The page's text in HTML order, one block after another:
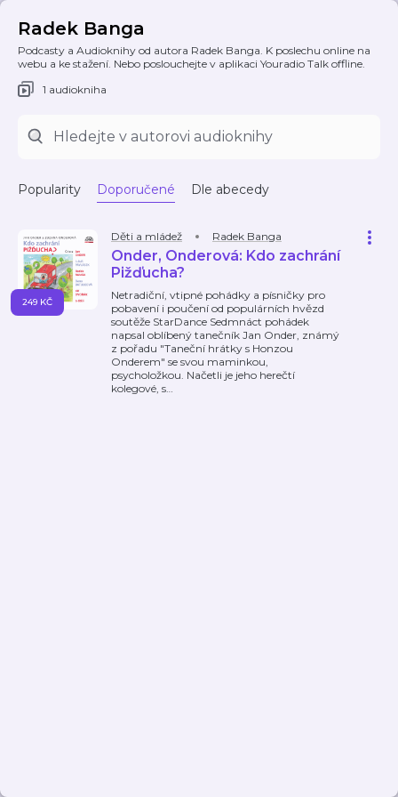
Radek Banga
Podcasty a Audioknihy od autora Radek Banga. K poslechu online na
webu a ke stažení. Nebo poslouchejte v aplikaci Youradio Talk offline.
1 audiokniha
Popularity Doporučené Dle abecedy
Děti a mládež Radek Banga
Onder, Onderová: Kdo zachrání
Pižďucha?
Netradiční, vtipné pohádky a písničky pro
pobavení i poučení od populárních hvězd
soutěže StarDance Sedmnáct pohádek
napsal oblíbený tanečník Jan Onder, známý
z pořadu "Taneční hrátky s Honzou
Onderem" se svou maminkou,
psycholožkou. Načetli je jeho herečtí
kolegové, s…
249 KČ